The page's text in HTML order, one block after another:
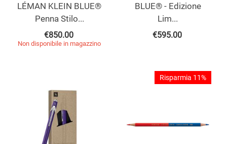
LÉMAN KLEIN BLUE®
Penna Stilo...
€850.00
Non disponibile in magazzino
BLUE® - Edizione
Lim...
€595.00
Risparmia 11%